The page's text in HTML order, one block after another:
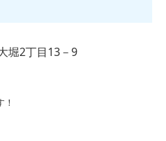
堀2丁目13－9
！